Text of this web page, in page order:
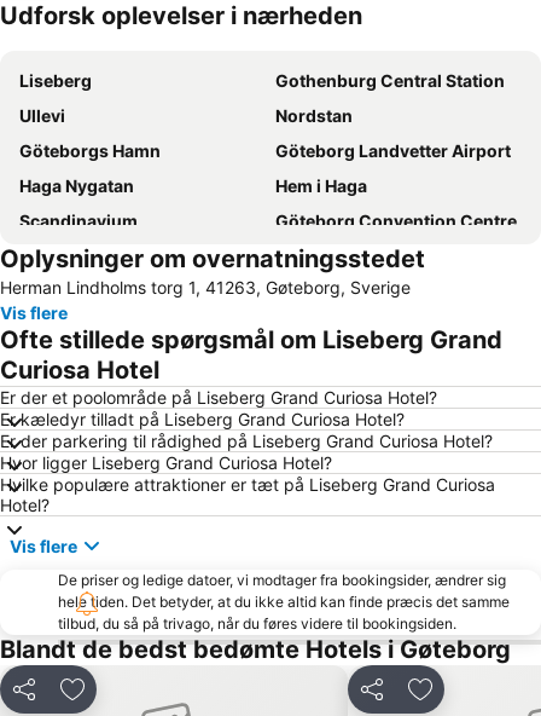
Udvid kort
Udforsk oplevelser i nærheden
Liseberg
Gothenburg Central Station
Ullevi
Nordstan
Göteborgs Hamn
Göteborg Landvetter Airport
Haga Nygatan
Hem i Haga
Scandinavium
Göteborg Convention Centre
Haga Julmarknad
Göteborgs Spårvägar
Avenyn
Göteborgsoperan
Swedish Exhibition & Congress Centre
Maritiman
Slottsskogen
Bohus fästning
Götaplatsen
Gamla Ullevi
Kungsparken
Trädgårdsföreningen
Universeum
Göteborgs Stadsmusem
28plus
Fiskekyrkan
Göteborg Horse Show - Eurohorse
Gothenburg Court House
Lindholmen
Nya Älvsborg
Vrångö
Göteborgs stadsteater
Oplysninger om overnatningsstedet
Herman Lindholms torg 1, 41263, Gøteborg, Sverige
Vis flere
Ofte stillede spørgsmål om Liseberg Grand
Curiosa Hotel
Er der et poolområde på Liseberg Grand Curiosa Hotel?
Er kæledyr tilladt på Liseberg Grand Curiosa Hotel?
Er der parkering til rådighed på Liseberg Grand Curiosa Hotel?
Hvor ligger Liseberg Grand Curiosa Hotel?
Hvilke populære attraktioner er tæt på Liseberg Grand Curiosa
Hotel?
Vis flere
De priser og ledige datoer, vi modtager fra bookingsider, ændrer sig
hele tiden. Det betyder, at du ikke altid kan finde præcis det samme
tilbud, du så på trivago, når du føres videre til bookingsiden.
Blandt de bedst bedømte Hotels i Gøteborg
Del Føj til favoritter Del Føj til